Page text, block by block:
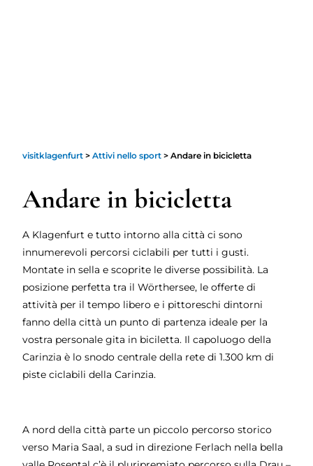
visitklagenfurt > Attivi nello sport > Andare in bicicletta
Andare in bicicletta
A Klagenfurt e tutto intorno alla città ci sono
innumerevoli percorsi ciclabili per tutti i gusti.
Montate in sella e scoprite le diverse possibilità. La
posizione perfetta tra il Wörthersee, le offerte di
attività per il tempo libero e i pittoreschi dintorni
fanno della città un punto di partenza ideale per la
vostra personale gita in biciletta. Il capoluogo della
Carinzia è lo snodo centrale della rete di 1.300 km di
piste ciclabili della Carinzia.
A nord della città parte un piccolo percorso storico
verso Maria Saal, a sud in direzione Ferlach nella bella